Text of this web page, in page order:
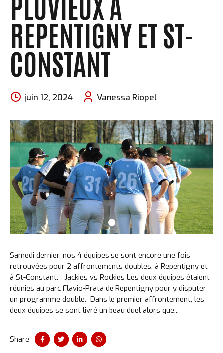
REPENTIGNY ET ST-
CONSTANT
juin 12, 2024 Vanessa Riopel
Samedi dernier, nos 4 équipes se sont encore une fois
retrouvées pour 2 affrontements doubles, à Repentigny et
à St-Constant. Jackies vs Rockies Les deux équipes étaient
réunies au parc Flavio-Prata de Repentigny pour y disputer
un programme double. Dans le premier affrontement, les
deux équipes se sont livré un beau duel alors que...
Share